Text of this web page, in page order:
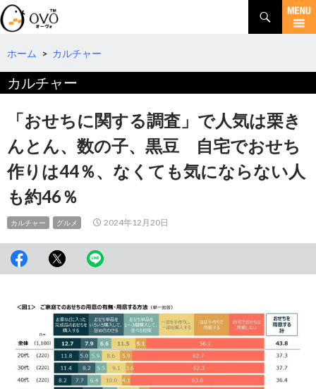
検
索
コ
テ
ツ
へ
ホーム > カルチャー
カルチャー
「おせちに関する調査」で人気は栗き
んとん、数の子、黒豆 自宅でおせち
作りは44％、なくても気にならない人
も約46％
カルチャー グルメ 2024年12月20日